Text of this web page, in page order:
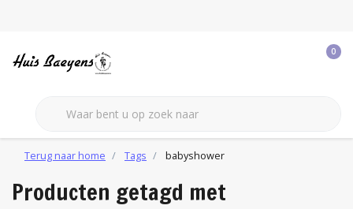
0
Terug naar home Tags babyshower
Producten getagd met